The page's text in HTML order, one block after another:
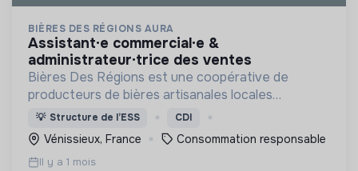
BIÈRES DES RÉGIONS AURA
assistant·e commercial·e &
administrateur·trice des ventes
Bières Des Régions est une coopérative de
producteurs de bières artisanales locales
proposant un service de distribution en circuit
court aux entreprises artisanales de la filière
brassicole.
💡 Structure de l’ESS CDI
Vénissieux, France Consommation responsable
Il y a 1 mois